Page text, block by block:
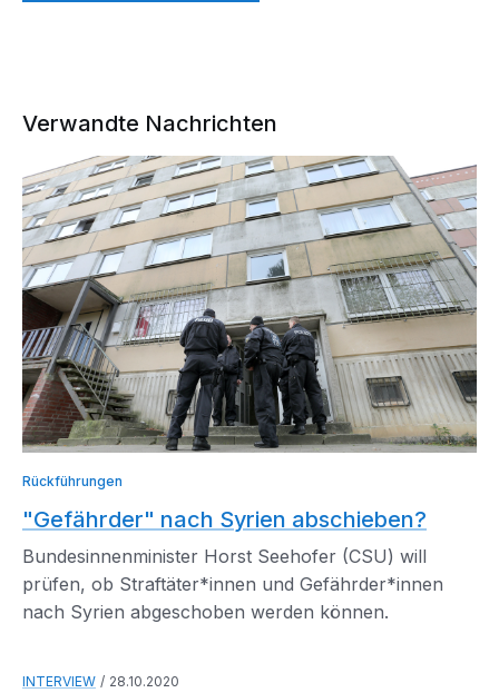
Verwandte Nachrichten
Rückführungen
"Gefährder" nach Syrien abschieben?
Bundesinnenminister Horst Seehofer (CSU) will
prüfen, ob Straftäter*innen und Gefährder*innen
nach Syrien abgeschoben werden können.
INTERVIEW 28.10.2020